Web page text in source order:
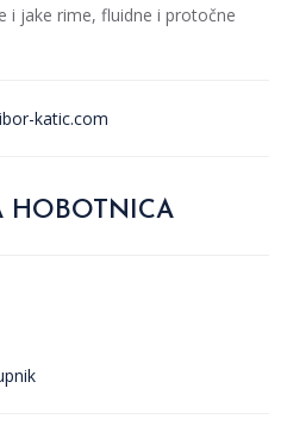
i jake rime, fluidne i protočne
katic.com
HOBOTNICA